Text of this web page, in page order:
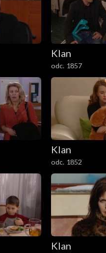
Klan
odc. 1857
Klan
odc. 1852
Klan